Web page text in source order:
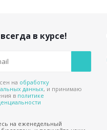
в курсе!
на обработку
данных, и принимаю
в политике
на еженедельный